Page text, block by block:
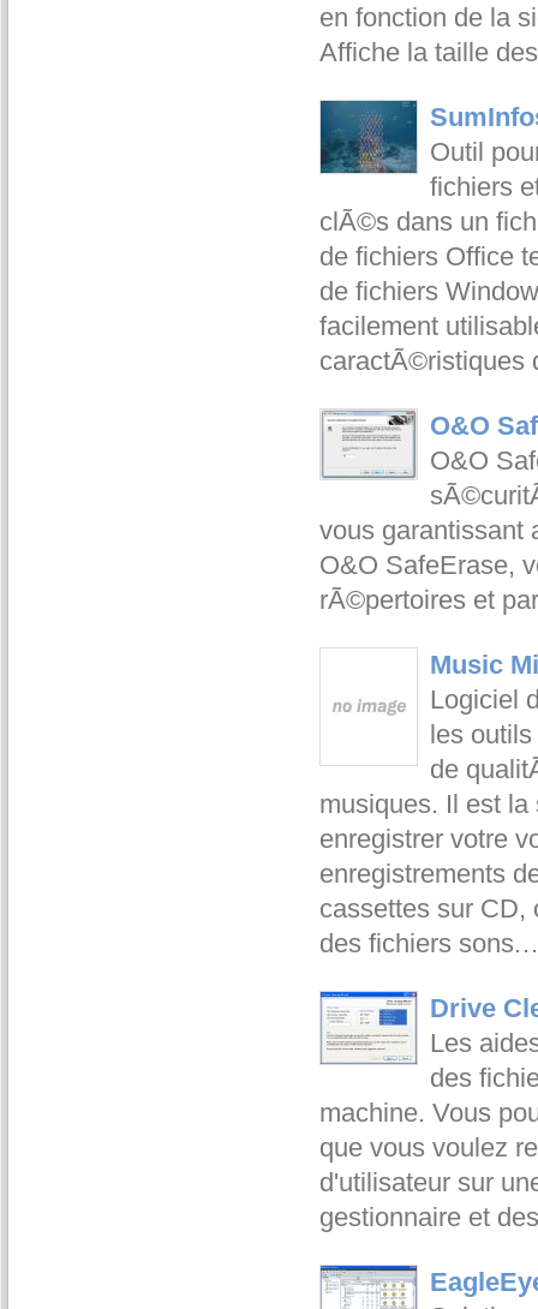
en fonction de la
Affiche la taille
Outil
fichiers
clÃ©s dans un
de fichiers Office
de fichiers
facilement
caractÃ©ristiques
O&O
O&O
vous garantissant
O&O SafeErase,
rÃ©pertoires et
Music
Logiciel
les
de
musiques. Il est
enregistrer votre
enregistrements
cassettes sur CD,
des fichiers
Drive
Les
des
machine. Vous
que vous voulez
d'utilisateur sur
gestionnaire et